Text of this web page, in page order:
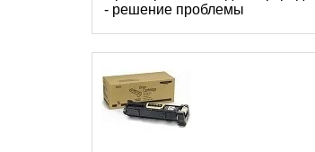
- решение проблемы